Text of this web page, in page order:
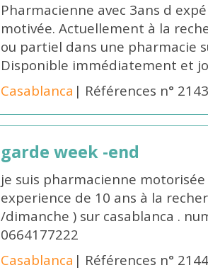
Pharmacienne avec 3ans d
motivée. Actuellement à la
ou partiel dans une pharmacie
Disponible immédiatement et
Casablanca | Références n°
garde week -end
je suis pharmacienne
experience de 10 ans à la
/dimanche ) sur casablanca .
0664177222
Casablanca | Références n°